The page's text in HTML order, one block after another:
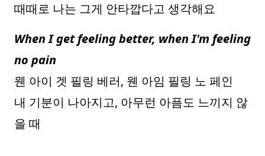
때때로 나는 그게 안타깝다고 생각해요
When I get feeling better, when I'm feeling
no pain
웬 아이 겟 필링 베러, 웬 아임 필링 노 페인
내 기분이 나아지고, 아무런 아픔도 느끼지 않
을 때